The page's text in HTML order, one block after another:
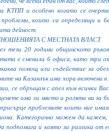
КТПП и особено когато се
които са определящи и
дейност.
С МЕСТНАТА ВЛАСТ
тези 20 години общинското
е сменила 6 офиса, като три
помощ или съдействие за
на Казанлък има хора
се обръщам с апел към всички
има ли място и ролята ни за
проблемите които ние
Категорично можем да кажем,
подпомага и която за разлика от